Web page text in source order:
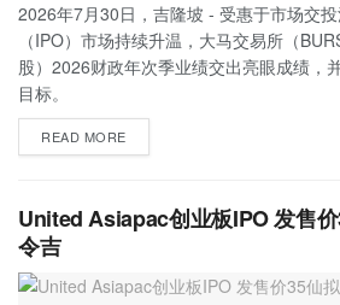
2026年7月30日，吉隆坡 - 受惠于市场交
（IPO）市场持续升温，大马交易所（
股）2026财政年次季业绩交出亮眼成绩，
目标。
READ MORE
United Asiapac创业板IPO 发售
令吉